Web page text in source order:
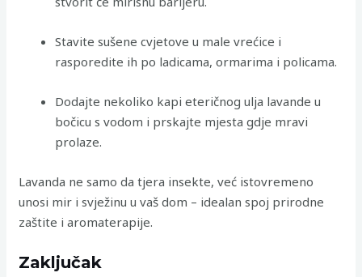
Stavite sušene cvjetove u male vrećice i
rasporedite ih po ladicama, ormarima i policama.
Dodajte nekoliko kapi eteričnog ulja lavande u
bočicu s vodom i prskajte mjesta gdje mravi
prolaze.
Lavanda ne samo da tjera insekte, već istovremeno
unosi mir i svježinu u vaš dom – idealan spoj prirodne
zaštite i aromaterapije.
Zaključak